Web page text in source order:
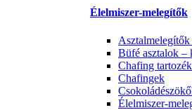
Élelmiszer-melegítők
Asztalmelegítők
Büfé asztalok –
Chafing
Chafingek
Élelmiszer-